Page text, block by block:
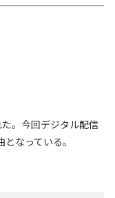
た。今回デジタル配信
となっている。